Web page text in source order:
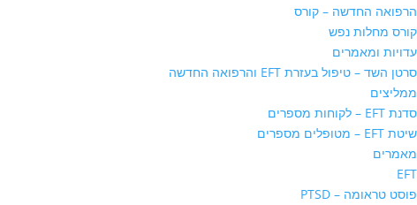
הרפואה החדשה – קורס
קורס מחלות נפש
עדויות ומאמרים
סרטן השד – טיפול בעזרת EFT והרפואה החדשה
ממליצים
סדנת EFT – לקוחות מספרים
שיטת EFT – מטופלים מספרים
מאמרים
EFT
פוסט טראומה – PTSD